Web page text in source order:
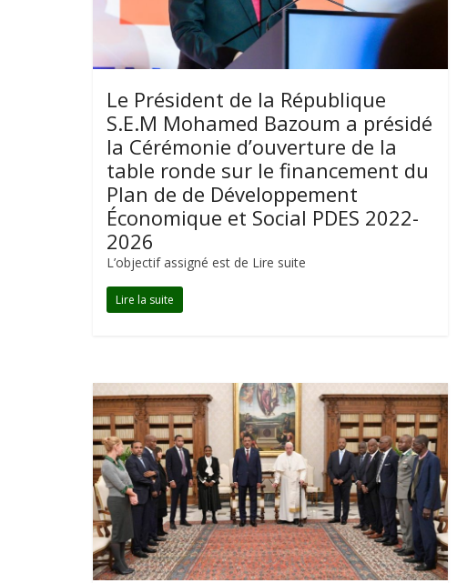
Le Président de la République
S.E.M Mohamed Bazoum a présidé
la Cérémonie d’ouverture de la
table ronde sur le financement du
Plan de de Développement
Économique et Social PDES 2022-
2026
L’objectif assigné est de Lire suite
Lire la suite